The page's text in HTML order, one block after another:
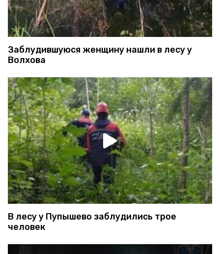
Заблудившуюся женщину нашли в лесу у
Волхова
В лесу у Пупышево заблудились трое
человек